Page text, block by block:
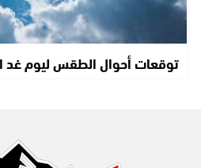
توقعات أحوال الطقس ليوم